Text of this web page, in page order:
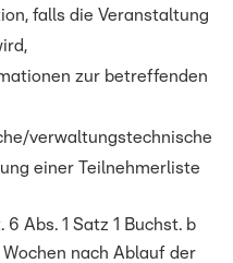
falls die Veranstaltung
zur betreffenden
verwaltungstechnische
einer Teilnehmerliste
Abs. 1 Satz 1 Buchst. b
nach Ablauf der